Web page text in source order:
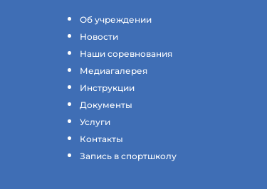
Об учреждении
Новости
Наши соревнования
Медиагалерея
Инструкции
Документы
Услуги
Контакты
Запись в спортшколу